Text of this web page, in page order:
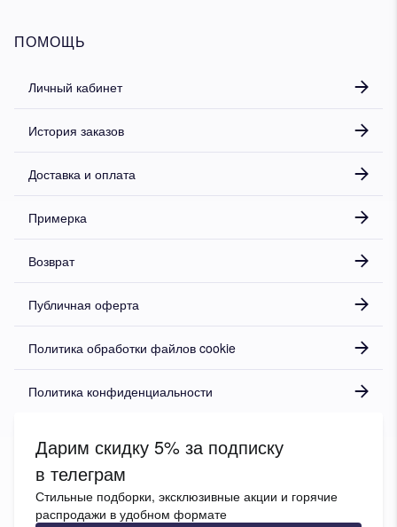
ПОМОЩЬ
Личный кабинет
История заказов
Доставка и оплата
Примерка
Возврат
Публичная оферта
Политика обработки файлов cookie
Политика конфиденциальности
Дарим скидку 5% за подписку
в телеграм
Стильные подборки, эксклюзивные акции и горячие
распродажи в удобном формате